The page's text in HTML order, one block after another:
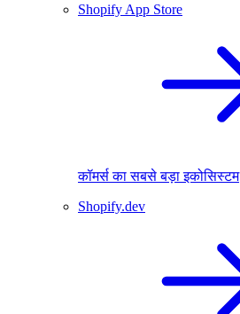
Shopify App Store
कॉमर्स का सबसे बड़ा इकोसिस्टम
Shopify.dev